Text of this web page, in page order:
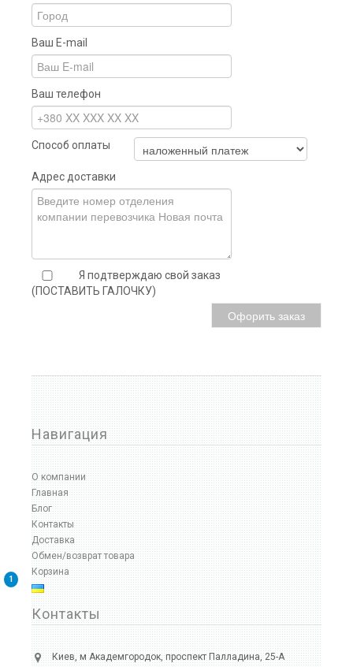
Ваш E-mail
Ваш телефон
Способ оплаты
Адрес доставки
Я подтверждаю свой заказ
(ПОСТАВИТЬ ГАЛОЧКУ)
Офорить заказ
Навигация
О компании
Главная
Блог
Контакты
Доставка
Обмен/возврат товара
Корзина
1
Контакты
Киев, м Академгородок, проспект Палладина, 25-А